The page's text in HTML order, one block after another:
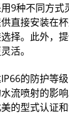
9种不同方式
直接安装在
择。此外，
活。
的防护等
流喷射的影
的型式认证